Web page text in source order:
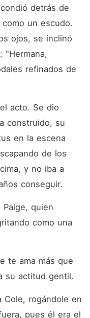
detrás de
un escudo.
ojos, se inclinó
"Hermana,
refinados de
acto. Se dio
construido, su
en la escena
de los
y no iba a
conseguir.
quien
como una
te ama más que
su actitud gentil.
Cole, rogándole en
pues él era el